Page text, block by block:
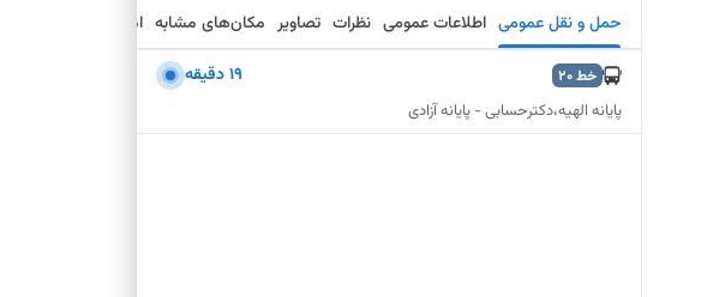
حمل و نقل عمومی اطلاعات عمومی نظرات تصاویر مکان‌های مشابه امکانات نزدیک
خط20 ۱۹ دقیقه
پایانه الهیه،دکترحسابی - پایانه آزادی